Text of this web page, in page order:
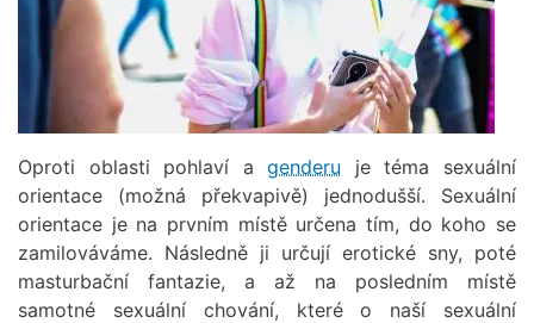
Oproti oblasti pohlaví agenderu je téma sexuální
orientace (možná překvapivě) jednodušší. Sexuální
orientace je na prvním místě určena tím, do koho se
zamilováváme. Následně ji určují erotické sny, poté
masturbační fantazie, a až na posledním místě
samotné sexuální chování, které o naší sexuální